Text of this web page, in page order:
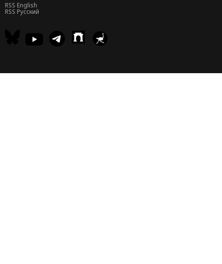
RSS English
RSS Русский